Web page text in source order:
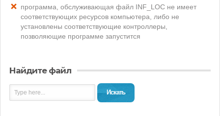
программа, обслуживающая файл INF_LOC не имеет
соответствующих ресурсов компьютера, либо не
установлены соответствующие контроллеры,
позволяющие программе запустится
Найдите файл
Искать